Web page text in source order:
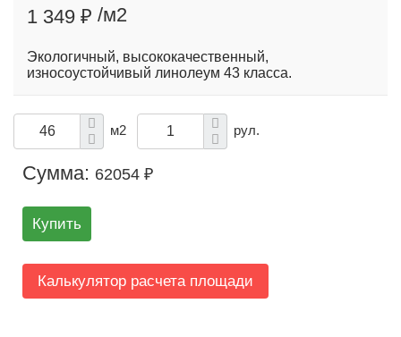
1 349 ₽ /м2
Экологичный, высококачественный,
износоустойчивый линолеум 43 класса.
м2 рул.
Сумма: 62054 ₽
Купить
Калькулятор расчета площади